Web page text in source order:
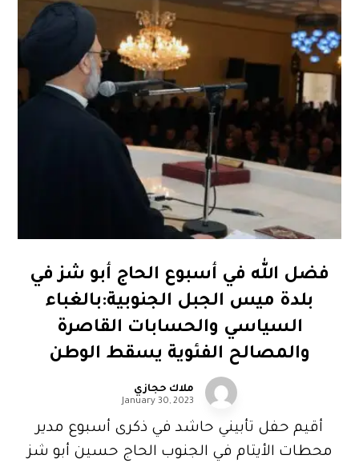
فضل الله في أسبوع الحاج أبو شز في
بلدة ميس الجبل الجنوبية:بالغباء
السياسي والحسابات القاصرة
والمصالح الفئوية يسقط الوطن
ملاك حجازي
January 30, 2023
أقيم حفل تأبيني حاشد في ذكرى أسبوع مدير
محطات الأيتام في الجنوب الحاج حسين أبو شز